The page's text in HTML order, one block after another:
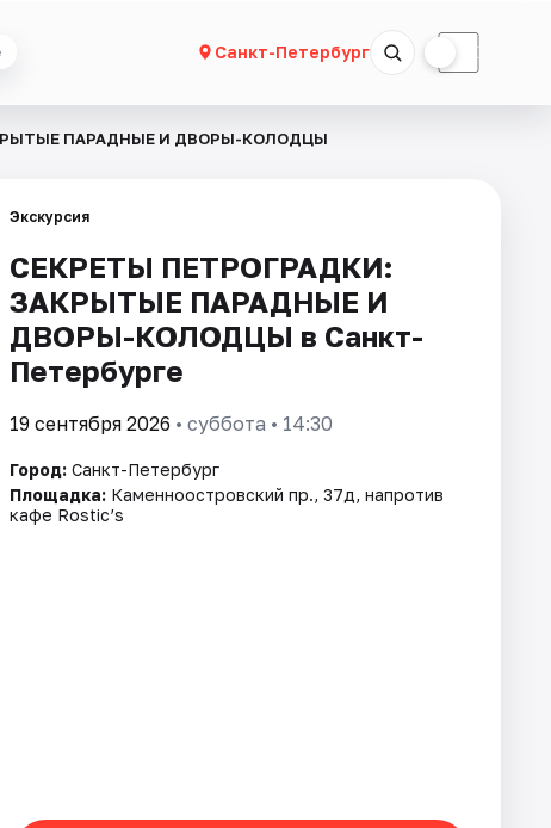
Санкт-Петербург ☾
ПАРАДНЫЕ И ДВОРЫ-КОЛОДЦЫ
Экскурсия
СЕКРЕТЫ ПЕТРОГРАДКИ:
ЗАКРЫТЫЕ ПАРАДНЫЕ И
ДВОРЫ-КОЛОДЦЫ в Санкт-
Петербурге
19 сентября 2026 • суббота • 14:30
Город: Санкт-Петербург
Площадка: Каменноостровский пр., 37д, напротив
кафе Rostic’s